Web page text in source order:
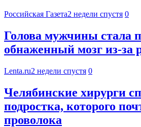
Российская Газета2 недели спустя 0
Голова мужчины стала
обнаженный мозг из-за
Lenta.ru2 недели спустя 0
Челябинские хирурги
подростка, которого
проволока